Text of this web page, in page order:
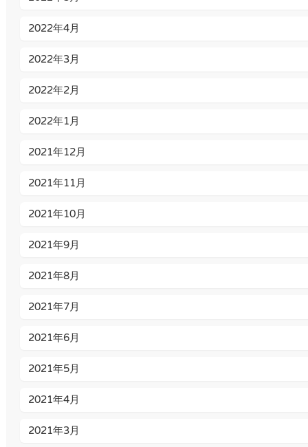
2022年4月
2022年3月
2022年2月
2022年1月
2021年12月
2021年11月
2021年10月
2021年9月
2021年8月
2021年7月
2021年6月
2021年5月
2021年4月
2021年3月